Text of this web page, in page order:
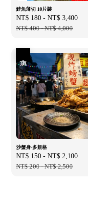
鮭魚薄切 10片裝
Sale
price
NT$ 180 - NT$ 3,400
NT$ 400-NT$ 4,000
沙蟹身-多規格
Sale
price
NT$ 150 - NT$ 2,100
NT$ 200-NT$ 2,500